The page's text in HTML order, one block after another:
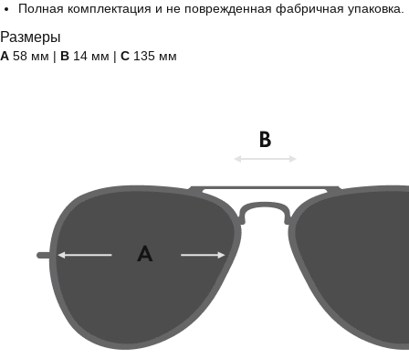
Полная комплектация и не поврежденная фабричная упаковка.
Размеры
А 58 мм | B 14 мм | C 135 мм